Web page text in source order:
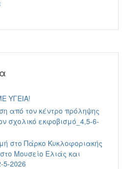
ΥΓΕΙΑ!
από τον κέντρο πρόληψης
σχολικό εκφοβισμό_4,5-6-
στο Πάρκο Κυκλοφοριακής
Μουσείο Ελιάς και
5-2026